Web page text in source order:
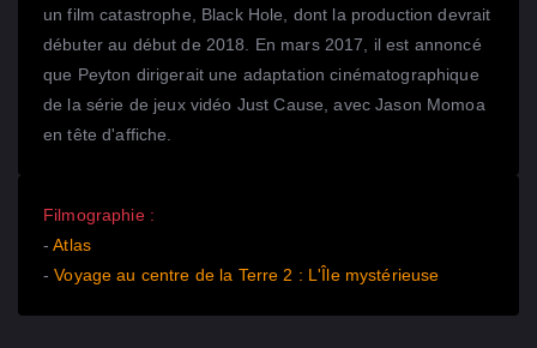
un film catastrophe, Black Hole, dont la production devrait
débuter au début de 2018. En mars 2017, il est annoncé
que Peyton dirigerait une adaptation cinématographique
de la série de jeux vidéo Just Cause, avec Jason Momoa
en tête d'affiche.
Filmographie :
-Atlas
-Voyage au centre de la Terre 2 : L'Île mystérieuse